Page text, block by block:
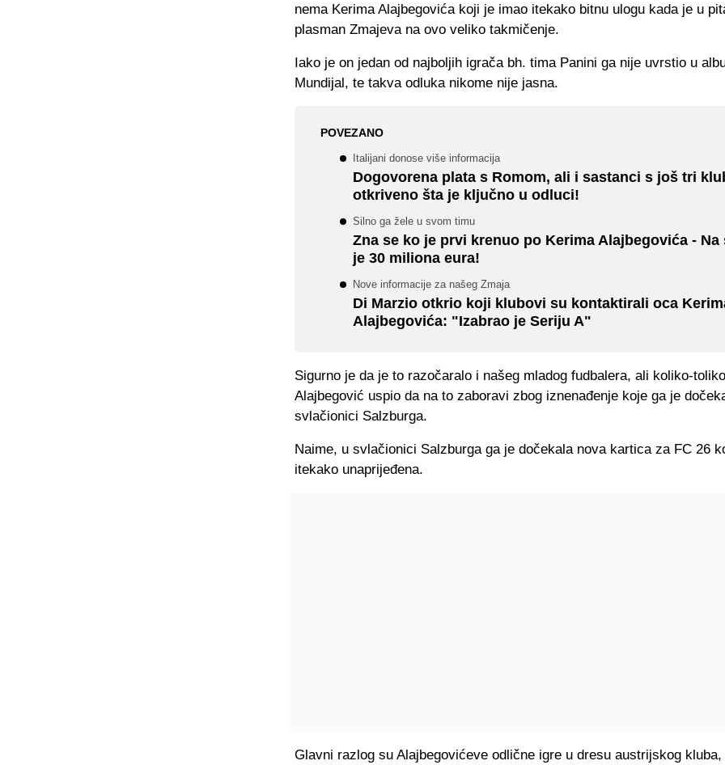
nema Kerima Alajbegovića koji je imao itekako bitnu ulogu kada je u
plasman Zmajeva na ovo veliko takmičenje.
Iako je on jedan od najboljih igrača bh. tima Panini ga nije uvrstio u
Mundijal, te takva odluka nikome nije jasna.
POVEZANO
Italijani donose više informacija
Dogovorena plata s Romom, ali i sastanci s još tri
otkriveno šta je ključno u odluci!
Silno ga žele u svom timu
Zna se ko je prvi krenuo po Kerima Alajbegovića - Na
je 30 miliona eura!
Nove informacije za našeg Zmaja
Di Marzio otkrio koji klubovi su kontaktirali oca
Alajbegovića: "Izabrao je Seriju A"
Sigurno je da je to razočaralo i našeg mladog fudbalera, ali koliko-
Alajbegović uspio da na to zaboravi zbog iznenađenje koje ga je
svlačionici Salzburga.
Naime, u svlačionici Salzburga ga je dočekala nova kartica za FC 26
itekako unaprijeđena.
Glavni razlog su Alajbegovićeve odlične igre u dresu austrijskog kluba,